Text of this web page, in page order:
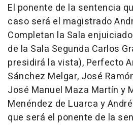
El ponente de la sentencia
caso será el magistrado
Completan la Sala
de la Sala Segunda Carlos
presidirá la vista), Perfecto
Sánchez Melgar, José
José Manuel Maza Martín y
Menéndez de Luarca y
que será el ponente de la